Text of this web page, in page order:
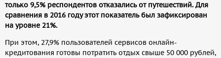
только 9,5% респондентов отказались от путешествий. Для
сравнения в 2016 году этот показатель был зафиксирован
на уровне 21%.
При этом, 27,9% пользователей сервисов онлайн-
кредитования готовы потратить отдых свыше 50 000 рублей,